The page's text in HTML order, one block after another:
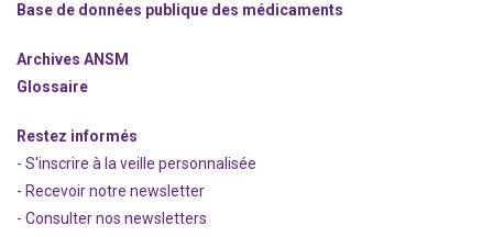
Base de données publique des médicaments
Archives ANSM
Glossaire
Restez informés
- S'inscrire à la veille personnalisée
- Recevoir notre newsletter
- Consulter nos newsletters